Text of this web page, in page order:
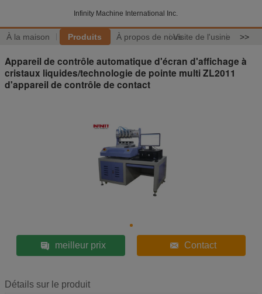
Infinity Machine International Inc.
À la maison Produits À propos de nousVisite de l'usine >>
Appareil de contrôle automatique d'écran d'affichage à
cristaux liquides/technologie de pointe multi ZL2011
d'appareil de contrôle de contact
meilleur prix Contact
Détails sur le produit